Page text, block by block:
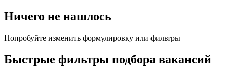
Ничего не нашлось
Попробуйте изменить формулировку или фильтры
Быстрые фильтры подбора вакансий